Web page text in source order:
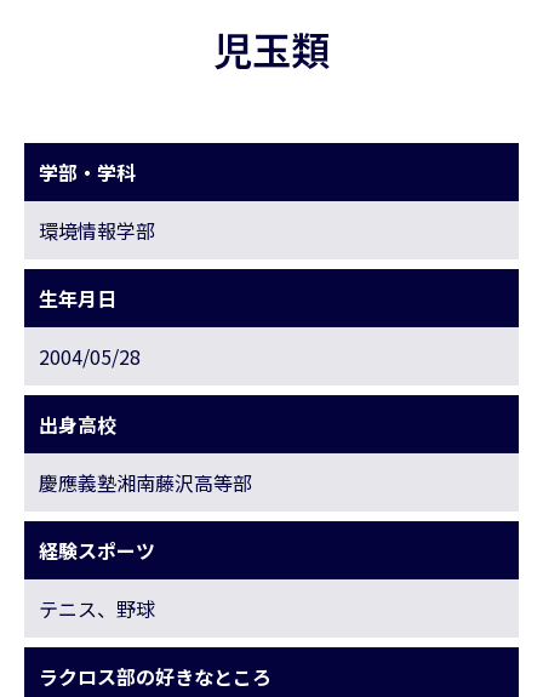
児玉類
学部・学科
環境情報学部
生年月日
2004/05/28
出身高校
慶應義塾湘南藤沢高等部
経験スポーツ
テニス、野球
ラクロス部の好きなところ